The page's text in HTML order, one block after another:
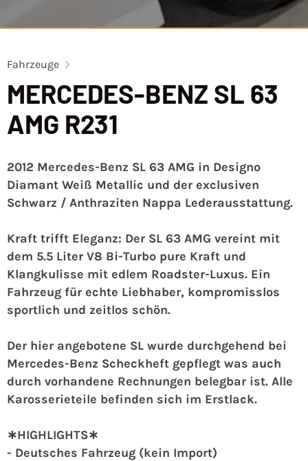
Fahrzeuge
MERCEDES-BENZ SL 63
AMG R231
2012 Mercedes-Benz SL 63 AMG in Designo
Diamant Weiß Metallic und der exclusiven
Schwarz / Anthraziten Nappa Lederausstattung.
Kraft trifft Eleganz: Der SL 63 AMG vereint mit
dem 5.5 Liter V8 Bi-Turbo pure Kraft und
Klangkulisse mit edlem Roadster-Luxus. Ein
Fahrzeug für echte Liebhaber, kompromisslos
sportlich und zeitlos schön.
Der hier angebotene SL wurde durchgehend bei
Mercedes-Benz Scheckheft gepflegt was auch
durch vorhandene Rechnungen belegbar ist. Alle
Karosserieteile befinden sich im Erstlack.
∗HIGHLIGHTS∗
- Deutsches Fahrzeug (kein Import)